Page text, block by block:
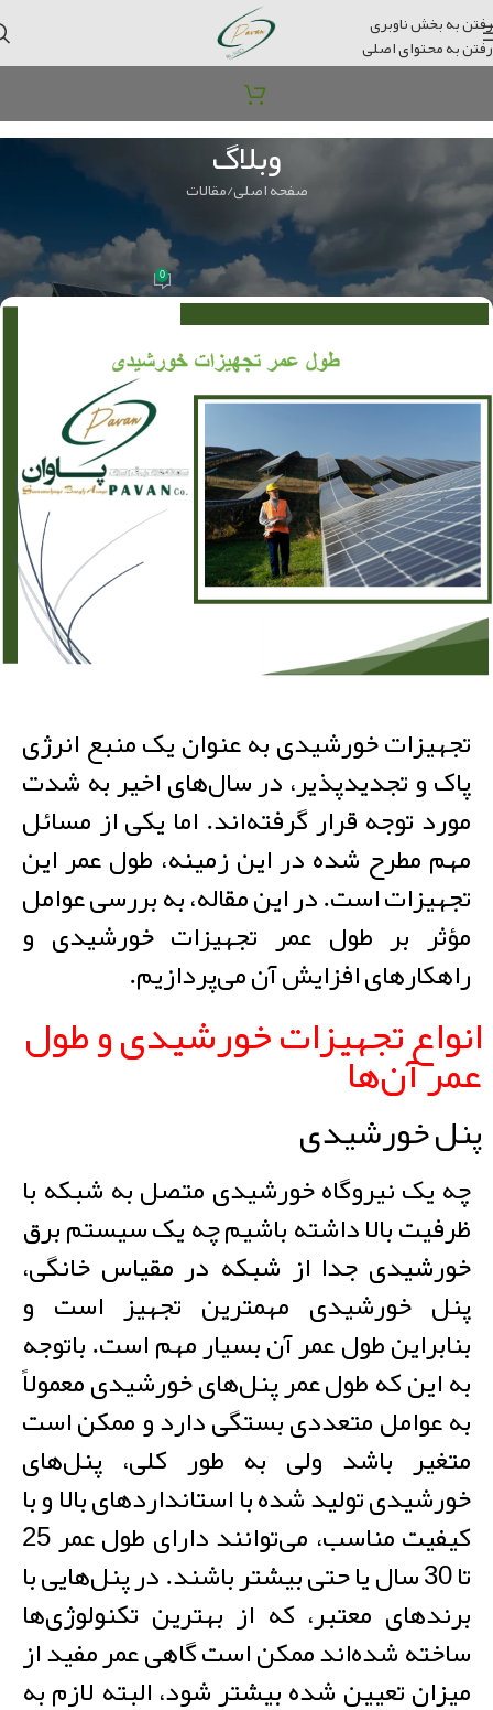
رفتن به بخش ناوبری
رفتن به محتوای اصلی
وبلاگ
صفحه اصلی مقالات
طول عمر تجهیزات خورشیدی
مدیر سایتدر 2024-11-07 0
تجهیزات خورشیدی به عنوان یک منبع انرژی
پاک و تجدیدپذیر، در سال‌های اخیر به شدت
مورد توجه قرار گرفته‌اند. اما یکی از مسائل
مهم مطرح شده در این زمینه، طول عمر این
تجهیزات است. در این مقاله، به بررسی عوامل
مؤثر بر طول عمر تجهیزات خورشیدی و
راهکارهای افزایش آن می‌پردازیم.
انواع تجهیزات خورشیدی و طول
عمر آن‌ها
پنل خورشیدی
چه یک نیروگاه خورشیدی متصل به شبکه با
ظرفیت بالا داشته باشیم چه یک سیستم برق
خورشیدی جدا از شبکه در مقیاس خانگی،
پنل خورشیدی مهمترین تجهیز است و
بنابراین طول عمر آن بسیار مهم است. باتوجه
به این که طول عمر پنل‌های خورشیدی معمولاً
به عوامل متعددی بستگی دارد و ممکن است
متغیر باشد ولی به طور کلی، پنل‌های
خورشیدی تولید شده با استانداردهای بالا و با
کیفیت مناسب، می‌توانند دارای طول عمر 25
تا 30 سال یا حتی بیشتر باشند. در پنل‌هایی با
برند‌های معتبر، که از بهترین تکنولوژی‌ها
ساخته شده‌اند ممکن است گاهی عمر مفید از
میزان تعیین شده بیشتر شود، البته لازم به